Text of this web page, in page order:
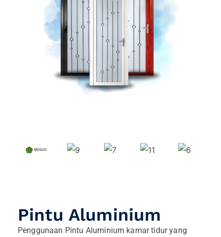
Pintu Aluminium
Penggunaan Pintu Aluminium kamar tidur yang